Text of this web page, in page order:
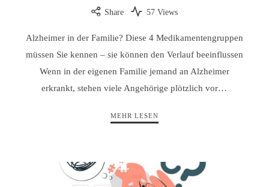
Share 57 Views
Alzheimer in der Familie? Diese 4 Medikamentengruppen
müssen Sie kennen – sie können den Verlauf beeinflussen
Wenn in der eigenen Familie jemand an Alzheimer
erkrankt, stehen viele Angehörige plötzlich vor…
MEHR LESEN